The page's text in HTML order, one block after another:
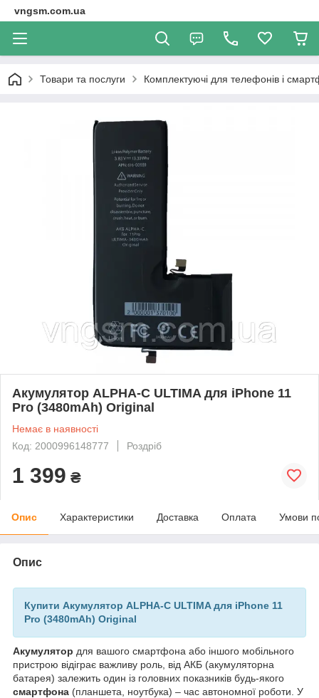
vngsm.com.ua
Товари та послуги Комплектуючі для телефонів і
Акумулятор ALPHA-C ULTIMA для iPhone 11
Pro (3480mAh) Original
Немає в наявності
Код: 2000996148777
Роздріб
1 399 ₴
Опис Характеристики Доставка Оплата Умови
Опис
Купити Акумулятор ALPHA-C ULTIMA для iPhone 11
Pro (3480mAh) Original
Акумулятор для вашого смартфона або іншого мобільного
пристрою відіграє важливу роль, від АКБ (акумуляторна
батарея) залежить один із головних показників будь-якого
смартфона (планшета, ноутбука) – час автономної роботи. У